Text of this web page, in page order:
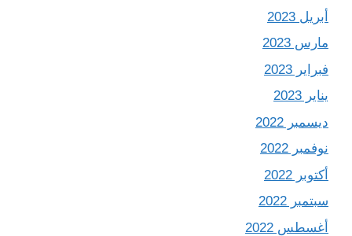
أبريل 2023
مارس 2023
فبراير 2023
يناير 2023
ديسمبر 2022
نوفمبر 2022
أكتوبر 2022
سبتمبر 2022
أغسطس 2022